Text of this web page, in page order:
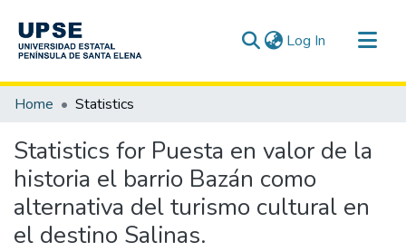
Log In (current)
Communities & Collections
Home Statistics
Statistics for Puesta en valor de la
historia el barrio Bazán como
alternativa del turismo cultural en
el destino Salinas.